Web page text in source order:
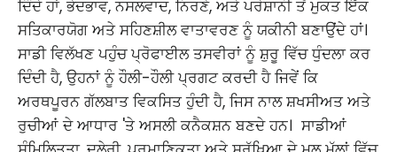
ਦਿੰਦੇ ਹਾਂ, ਭੇਦਭਾਵ, ਨਸਲਵਾਦ, ਨਿਰਣੇ, ਅਤੇ ਪਰੇਸ਼ਾਨੀ ਤੋਂ ਮੁਕਤ ਇੱਕ
ਸਤਿਕਾਰਯੋਗ ਅਤੇ ਸਹਿਣਸ਼ੀਲ ਵਾਤਾਵਰਣ ਨੂੰ ਯਕੀਨੀ ਬਣਾਉਂਦੇ ਹਾਂ।
ਸਾਡੀ ਵਿਲੱਖਣ ਪਹੁੰਚ ਪ੍ਰੋਫਾਈਲ ਤਸਵੀਰਾਂ ਨੂੰ ਸ਼ੁਰੂ ਵਿੱਚ ਧੁੰਦਲਾ ਕਰ
ਦਿੰਦੀ ਹੈ, ਉਹਨਾਂ ਨੂੰ ਹੌਲੀ-ਹੌਲੀ ਪ੍ਰਗਟ ਕਰਦੀ ਹੈ ਜਿਵੇਂ ਕਿ
ਅਰਥਪੂਰਨ ਗੱਲਬਾਤ ਵਿਕਸਿਤ ਹੁੰਦੀ ਹੈ, ਜਿਸ ਨਾਲ ਸ਼ਖਸੀਅਤ ਅਤੇ
ਰੁਚੀਆਂ ਦੇ ਆਧਾਰ 'ਤੇ ਅਸਲੀ ਕਨੈਕਸ਼ਨ ਬਣਦੇ ਹਨ। ​ ਸਾਡੀਆਂ